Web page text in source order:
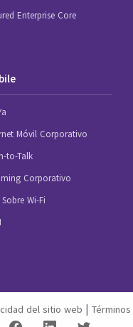
Enterprise Core
Móvil Corporativo
to-Talk
Corporativo
Wi-Fi
del sitio web |